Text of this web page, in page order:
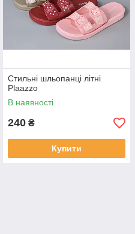
Стильні шльопанці літні
Plaazzo
В наявності
240 ₴
Купити